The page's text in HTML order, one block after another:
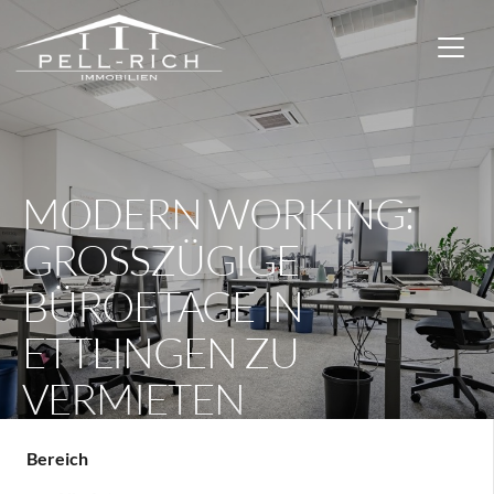
MODERN WORKING:
GROSSZÜGIGE B
ÜROETAGE IN E
TTLINGEN ZU V
ERMIETEN
Bereich